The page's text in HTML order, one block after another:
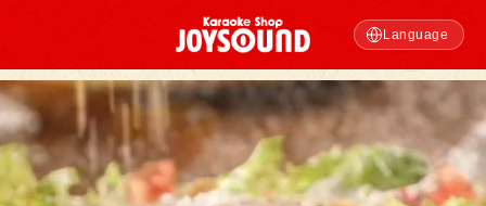
Translate
Language